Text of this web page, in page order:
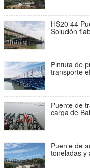
HS20-44
Solución
Pintura de
transporte
Puente de
carga de
Puente de
toneladas y